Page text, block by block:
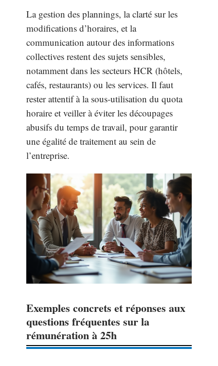
La gestion des plannings, la clarté sur les
modifications d’horaires, et la
communication autour des informations
collectives restent des sujets sensibles,
notamment dans les secteurs HCR (hôtels,
cafés, restaurants) ou les services. Il faut
rester attentif à la sous-utilisation du quota
horaire et veiller à éviter les découpages
abusifs du temps de travail, pour garantir
une égalité de traitement au sein de
l’entreprise.
Exemples concrets et réponses aux
questions fréquentes sur la
rémunération à 25h